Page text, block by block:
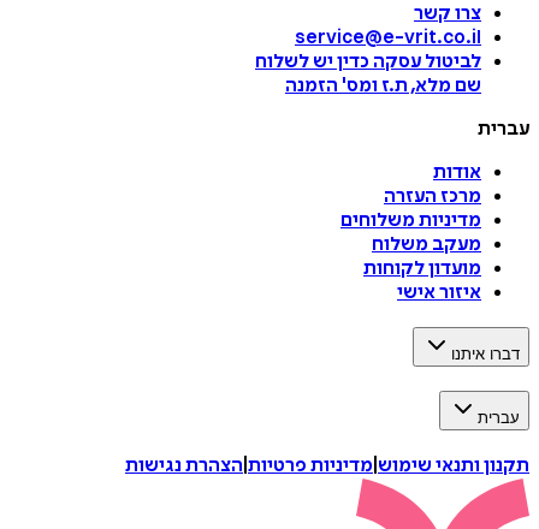
צרו קשר
service@e-vrit.co.il
לביטול עסקה כדין יש לשלוח
שם מלא, ת.ז ומס' הזמנה
עברית
אודות
מרכז העזרה
מדיניות משלוחים
מעקב משלוח
מועדון לקוחות
איזור אישי
דברו איתנו
עברית
תקנון ותנאי שימוש מדיניות פרטיות הצהרת נגישות